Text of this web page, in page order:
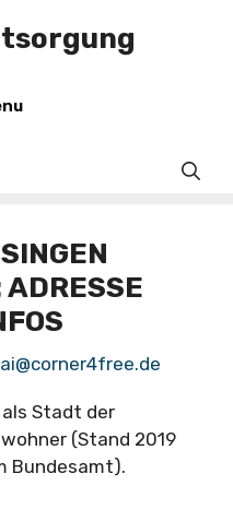
ADRESSE
Stadt der
(Stand 2019
Bundesamt).